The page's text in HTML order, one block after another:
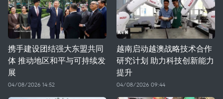
携手建设团结强大东盟共同
体 推动地区和平与可持续发
展
04/08/2026 14:52
越南启动越澳战略技术合作
研究计划 助力科技创新能力
提升
04/08/2026 09:44